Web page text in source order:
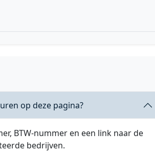
op deze pagina?
BTW-nummer en een link naar de
bedrijven.